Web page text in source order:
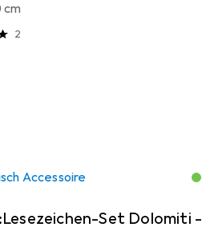
cm
2
Accessoire
Set Dolomiti -